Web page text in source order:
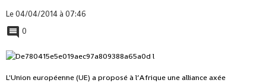
Le 04/04/2014à 07:46
0
L'Union européenne (UE) a proposé à l’Afrique une alliance axée